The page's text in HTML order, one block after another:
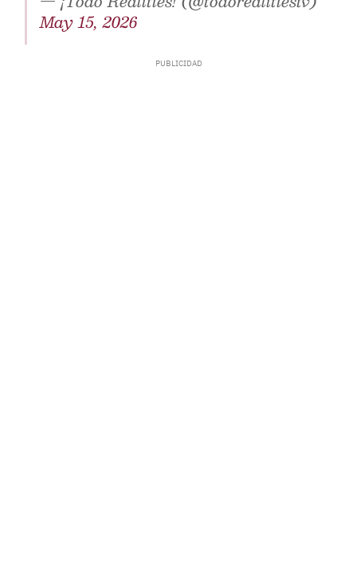
May 15, 2026